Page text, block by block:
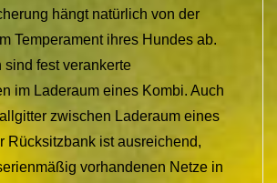
hängt natürlich von der
Temperament ihres Hundes ab.
sind fest verankerte
im Laderaum eines Kombi. Auch
zwischen Laderaum eines
Rücksitzbank ist ausreichend,
vorhandenen Netze in